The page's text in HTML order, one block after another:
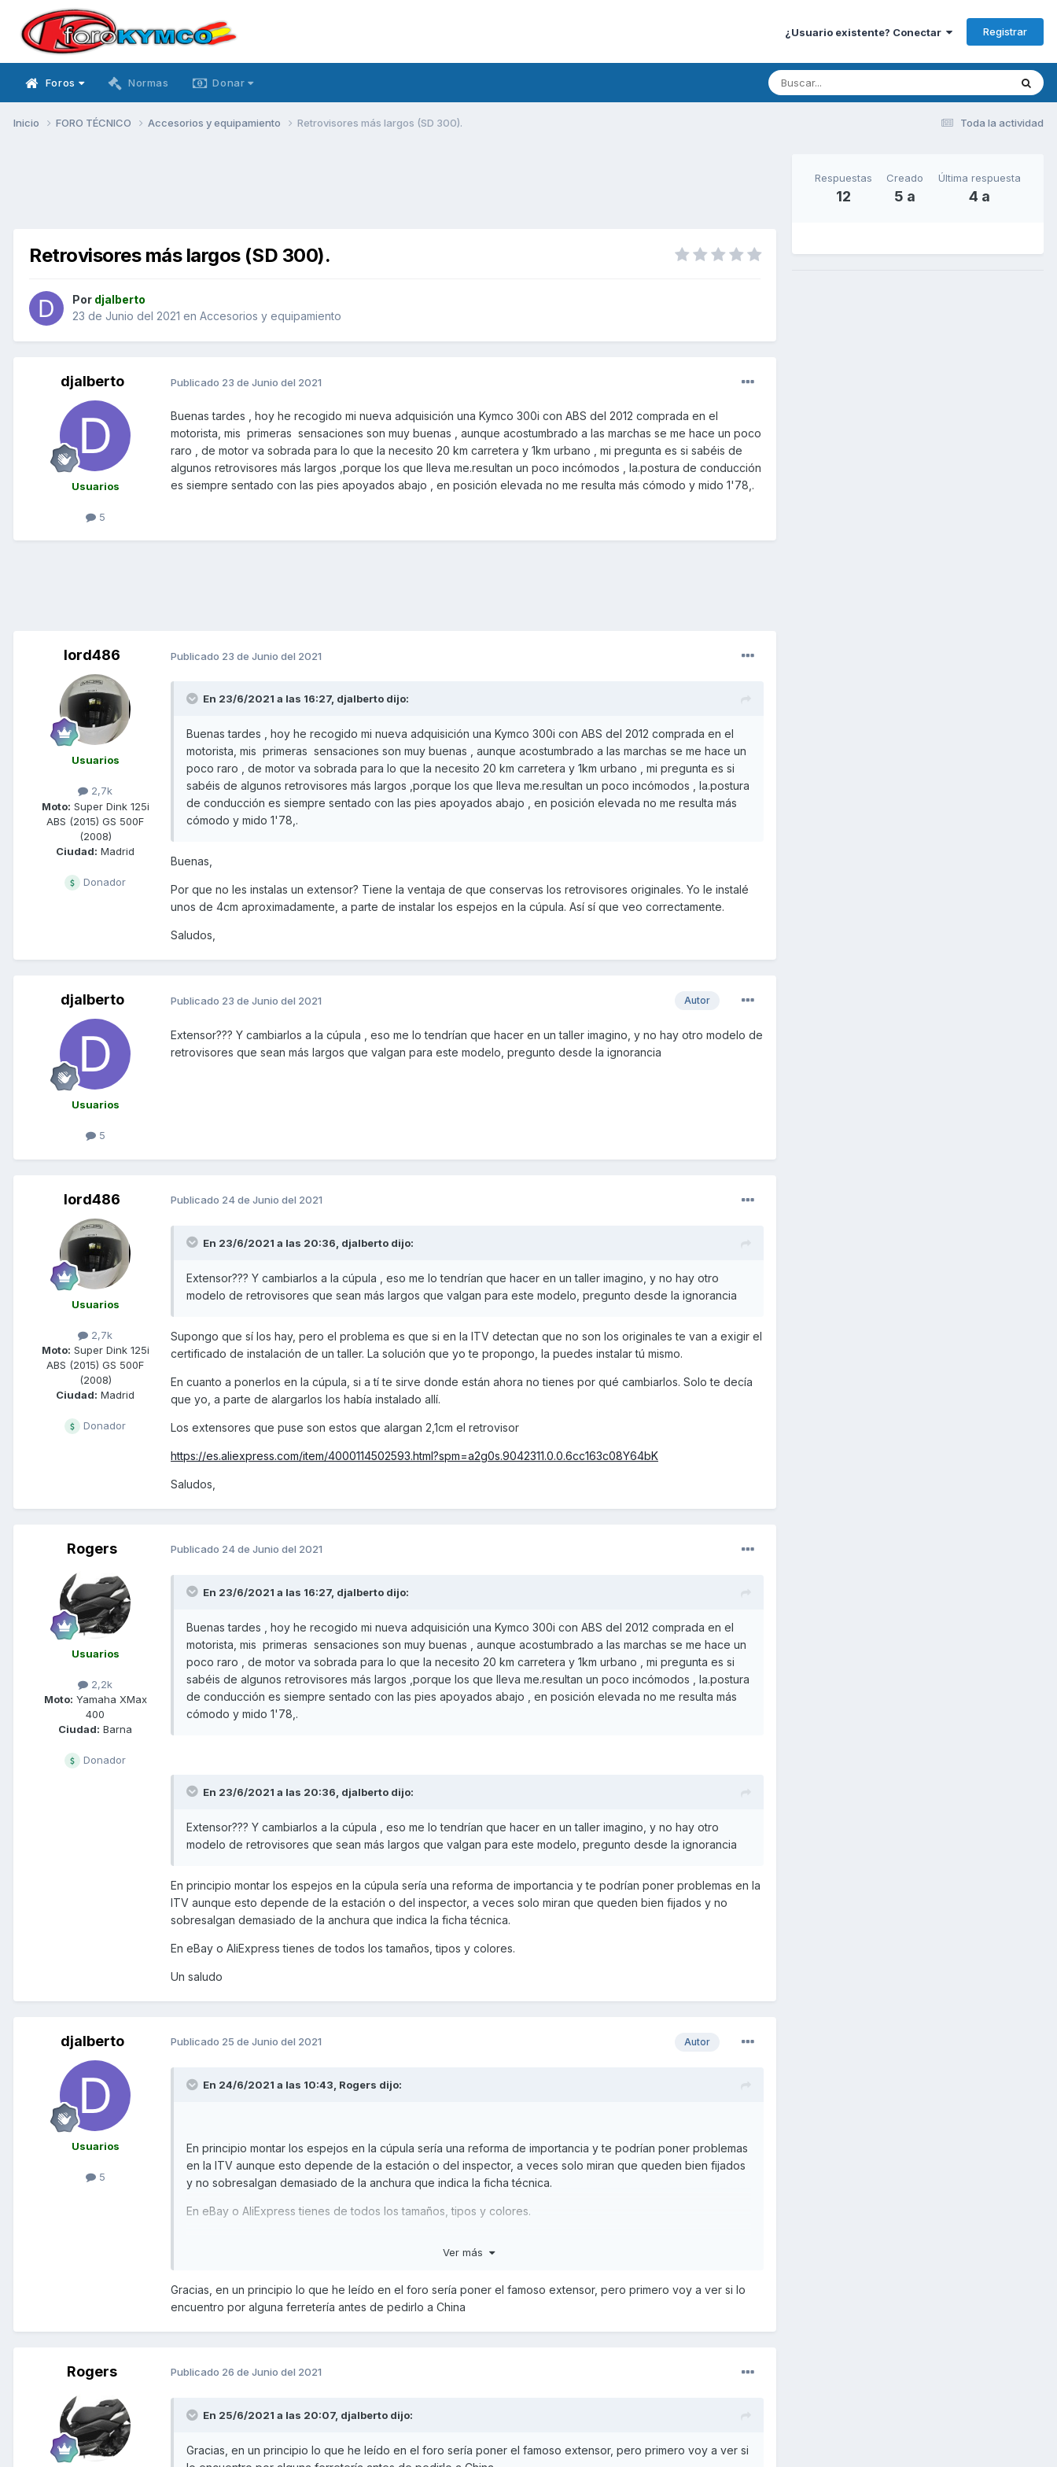
¿Usuario existente? Conectar Registrar
Foros Normas Donar
Toda la actividad
Inicio FORO TÉCNICO Accesorios y equipamiento Retrovisores más largos (SD 300).
Retrovisores más largos (SD 300).
Por djalberto
23 de Junio del 2021 en Accesorios y equipamiento
djalberto
Usuarios
5
Publicado 23 de Junio del 2021
Buenas tardes , hoy he recogido mi nueva adquisición una Kymco 300i con ABS del 2012 comprada en el
motorista, mis primeras sensaciones son muy buenas , aunque acostumbrado a las marchas se me hace un poco
raro , de motor va sobrada para lo que la necesito 20 km carretera y 1km urbano , mi pregunta es si sabéis de
algunos retrovisores más largos ,porque los que lleva me.resultan un poco incómodos , la.postura de conducción
es siempre sentado con las pies apoyados abajo , en posición elevada no me resulta más cómodo y mido 1'78,.
lord486
Usuarios
2,7k
Moto: Super Dink 125i
ABS (2015) GS 500F
(2008)
Ciudad: Madrid
Donador
Publicado 23 de Junio del 2021
En 23/6/2021 a las 16:27, djalberto dijo:
Buenas tardes , hoy he recogido mi nueva adquisición una Kymco 300i con ABS del 2012 comprada en el
motorista, mis primeras sensaciones son muy buenas , aunque acostumbrado a las marchas se me hace un
poco raro , de motor va sobrada para lo que la necesito 20 km carretera y 1km urbano , mi pregunta es si
sabéis de algunos retrovisores más largos ,porque los que lleva me.resultan un poco incómodos , la.postura
de conducción es siempre sentado con las pies apoyados abajo , en posición elevada no me resulta más
cómodo y mido 1'78,.
Buenas,
Por que no les instalas un extensor? Tiene la ventaja de que conservas los retrovisores originales. Yo le instalé
unos de 4cm aproximadamente, a parte de instalar los espejos en la cúpula. Así sí que veo correctamente.
Saludos,
djalberto
Usuarios
5
Autor
Publicado 23 de Junio del 2021
Extensor??? Y cambiarlos a la cúpula , eso me lo tendrían que hacer en un taller imagino, y no hay otro modelo de
retrovisores que sean más largos que valgan para este modelo, pregunto desde la ignorancia
lord486
Usuarios
2,7k
Moto: Super Dink 125i
ABS (2015) GS 500F
(2008)
Ciudad: Madrid
Donador
Publicado 24 de Junio del 2021
En 23/6/2021 a las 20:36, djalberto dijo:
Extensor??? Y cambiarlos a la cúpula , eso me lo tendrían que hacer en un taller imagino, y no hay otro
modelo de retrovisores que sean más largos que valgan para este modelo, pregunto desde la ignorancia
Supongo que sí los hay, pero el problema es que si en la ITV detectan que no son los originales te van a exigir el
certificado de instalación de un taller. La solución que yo te propongo, la puedes instalar tú mismo.
En cuanto a ponerlos en la cúpula, si a tí te sirve donde están ahora no tienes por qué cambiarlos. Solo te decía
que yo, a parte de alargarlos los había instalado allí.
Los extensores que puse son estos que alargan 2,1cm el retrovisor
https://es.aliexpress.com/item/4000114502593.html?spm=a2g0s.9042311.0.0.6cc163c08Y64bK
Saludos,
Rogers
Usuarios
2,2k
Moto: Yamaha XMax
400
Ciudad: Barna
Donador
Publicado 24 de Junio del 2021
En 23/6/2021 a las 16:27, djalberto dijo:
Buenas tardes , hoy he recogido mi nueva adquisición una Kymco 300i con ABS del 2012 comprada en el
motorista, mis primeras sensaciones son muy buenas , aunque acostumbrado a las marchas se me hace un
poco raro , de motor va sobrada para lo que la necesito 20 km carretera y 1km urbano , mi pregunta es si
sabéis de algunos retrovisores más largos ,porque los que lleva me.resultan un poco incómodos , la.postura
de conducción es siempre sentado con las pies apoyados abajo , en posición elevada no me resulta más
cómodo y mido 1'78,.
En 23/6/2021 a las 20:36, djalberto dijo:
Extensor??? Y cambiarlos a la cúpula , eso me lo tendrían que hacer en un taller imagino, y no hay otro
modelo de retrovisores que sean más largos que valgan para este modelo, pregunto desde la ignorancia
En principio montar los espejos en la cúpula sería una reforma de importancia y te podrían poner problemas en la
ITV aunque esto depende de la estación o del inspector, a veces solo miran que queden bien fijados y no
sobresalgan demasiado de la anchura que indica la ficha técnica.
En eBay o AliExpress tienes de todos los tamaños, tipos y colores.
Un saludo
djalberto
Usuarios
5
Autor
Publicado 25 de Junio del 2021
En 24/6/2021 a las 10:43, Rogers dijo:
En principio montar los espejos en la cúpula sería una reforma de importancia y te podrían poner problemas
en la ITV aunque esto depende de la estación o del inspector, a veces solo miran que queden bien fijados
y no sobresalgan demasiado de la anchura que indica la ficha técnica.
En eBay o AliExpress tienes de todos los tamaños, tipos y colores.
Ver más
Gracias, en un principio lo que he leído en el foro sería poner el famoso extensor, pero primero voy a ver si lo
encuentro por alguna ferretería antes de pedirlo a China
Rogers Publicado 26 de Junio del 2021
En 25/6/2021 a las 20:07, djalberto dijo:
Gracias, en un principio lo que he leído en el foro sería poner el famoso extensor, pero primero voy a ver si
Respuestas
12
Creado
5 a
Última respuesta
4 a